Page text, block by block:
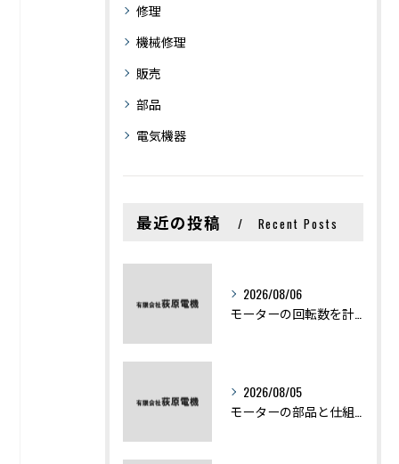
修理
機械修理
販売
部品
電気機器
最近の投稿 Recent Posts
2026/08/06
2026/08/05